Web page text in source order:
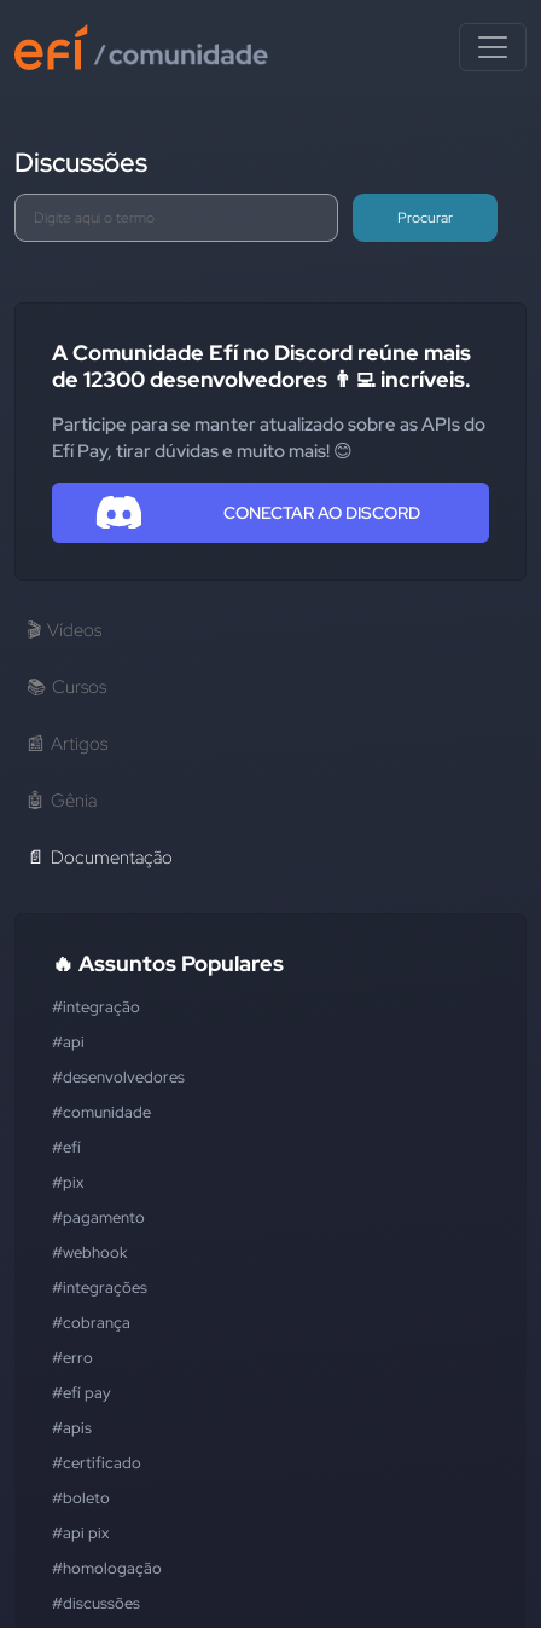
Discussões
Procurar
A Comunidade Efí no Discord reúne mais
de 12300 desenvolvedores 👨‍💻 incríveis.
Participe para se manter atualizado sobre as APIs do
Efí Pay, tirar dúvidas e muito mais! 😊
CONECTAR AO DISCORD
🎬 Vídeos
📚 Cursos
📰 Artigos
🤖 Gênia
📄 Documentação
🔥 Assuntos Populares
#integração
#api
#desenvolvedores
#comunidade
#efí
#pix
#pagamento
#webhook
#integrações
#cobrança
#erro
#efí pay
#apis
#certificado
#boleto
#api pix
#homologação
#discussões